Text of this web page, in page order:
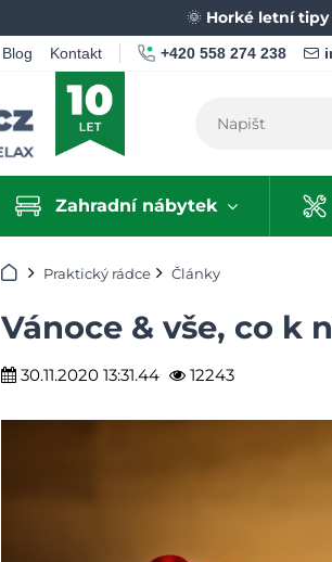
🌞 Horké letní
Blog Kontakt +420 558 274 238
Zahradní nábytek
Úvod Praktický rádce Články
Vánoce & vše, co k
30.11.2020 13:31.44 12243